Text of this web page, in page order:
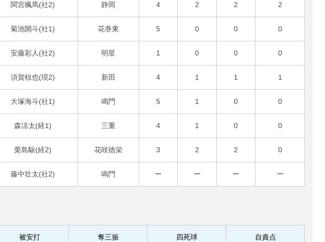
関宮楓馬(社2) 静岡 4 2 2 2
菊池開斗(社1) 花巻東 5 0 0 0
安藤彩人(社2) 明星 1 0 0 0
須賀椋也(現2) 新田 4 1 1 1
大塚海斗(社1) 鳴門 5 1 0 0
森涼太(経1) 三重 4 1 0 0
栗島駆(経2) 花咲徳栄 3 2 2 0
藤中壮太(社2) 鳴門 ー ー ー ー
被安打 奪三振 四死球 自責点